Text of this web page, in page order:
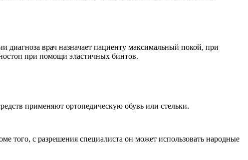
диагноза врач назначает пациенту максимальный покой, при
при помощи эластичных бинтов.
применяют ортопедическую обувь или стельки.
того, с разрешения специалиста он может использовать народные